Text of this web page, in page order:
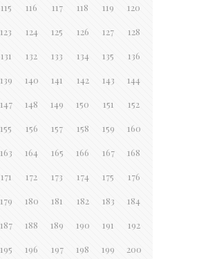
115 116 117 118 119 120
123 124 125 126 127 128
131 132 133 134 135 136
139 140 141 142 143 144
147 148 149 150 151 152
155 156 157 158 159 160
163 164 165 166 167 168
171 172 173 174 175 176
179 180 181 182 183 184
187 188 189 190 191 192
195 196 197 198 199 200